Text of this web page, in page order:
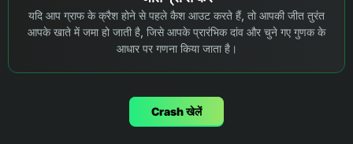
यदि आप ग्राफ के क्रैश होने से पहले कैश आउट करते हैं, तो आपकी जीत तुरंत
आपके खाते में जमा हो जाती है, जिसे आपके प्रारंभिक दांव और चुने गए गुणक के
आधार पर गणना किया जाता है।
Сrash खेलें